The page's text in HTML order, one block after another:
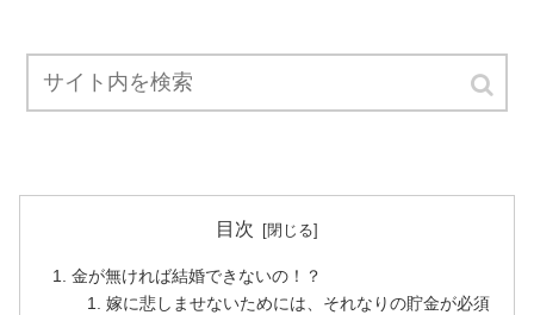
目次
金が無ければ結婚できないの！？
嫁に悲しませないためには、それなりの貯金が必須